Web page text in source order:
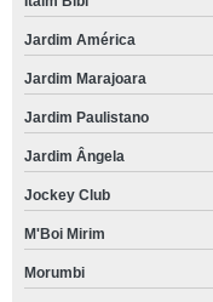
Jardim América
Jardim Marajoara
Jardim Paulistano
Jardim Ângela
Jockey Club
M'Boi Mirim
Morumbi